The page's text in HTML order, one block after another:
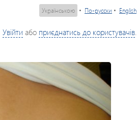
Українською • По-русски • English
Увійти або приєднатись до користувачів.